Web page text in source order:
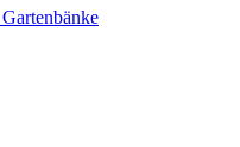
Gartenbänke